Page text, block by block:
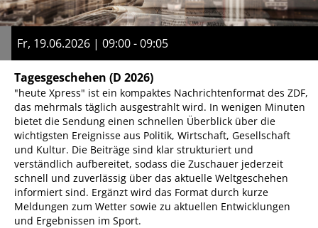
Fr, 19.06.2026 | 09:00 - 09:05
Tagesgeschehen (D 2026)
"heute Xpress" ist ein kompaktes Nachrichtenformat des ZDF,
das mehrmals täglich ausgestrahlt wird. In wenigen Minuten
bietet die Sendung einen schnellen Überblick über die
wichtigsten Ereignisse aus Politik, Wirtschaft, Gesellschaft
und Kultur. Die Beiträge sind klar strukturiert und
verständlich aufbereitet, sodass die Zuschauer jederzeit
schnell und zuverlässig über das aktuelle Weltgeschehen
informiert sind. Ergänzt wird das Format durch kurze
Meldungen zum Wetter sowie zu aktuellen Entwicklungen
und Ergebnissen im Sport.